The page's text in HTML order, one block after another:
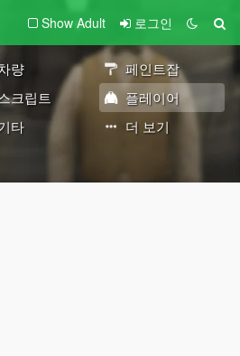
Show Adult 로그인
량
페인트잡
크립트
플레이어
타 더 보기